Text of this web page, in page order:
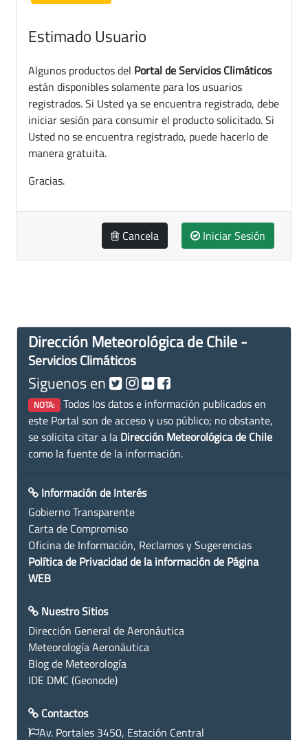
Estimado Usuario
Algunos productos del Portal de Servicios Climáticos
están disponibles solamente para los usuarios
registrados. Si Usted ya se encuentra registrado, debe
iniciar sesión para consumir el producto solicitado. Si
Usted no se encuentra registrado, puede hacerlo de
manera gratuita.
Gracias.
Cancela Iniciar Sesión
Dirección Meteorológica de Chile -
Servicios Climáticos
Siguenos en
NOTA: Todos los datos e información publicados en
este Portal son de acceso y uso público; no obstante,
se solicita citar a la Dirección Meteorológica de Chile
como la fuente de la información.
Información de Interés
Gobierno Transparente
Carta de Compromiso
Oficina de Información, Reclamos y Sugerencias
Política de Privacidad de la información de Página
WEB
Nuestro Sitios
Dirección General de Aeronáutica
Meteorología Aeronáutica
Blog de Meteorología
IDE DMC (Geonode)
Contactos
Av. Portales 3450, Estación Central